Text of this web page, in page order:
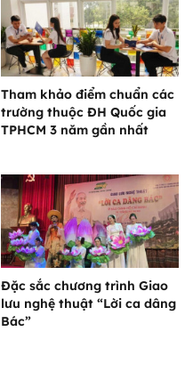
Tham khảo điểm chuẩn các
trường thuộc ĐH Quốc gia
TPHCM 3 năm gần nhất
Đặc sắc chương trình Giao
lưu nghệ thuật “Lời ca dâng
Bác”